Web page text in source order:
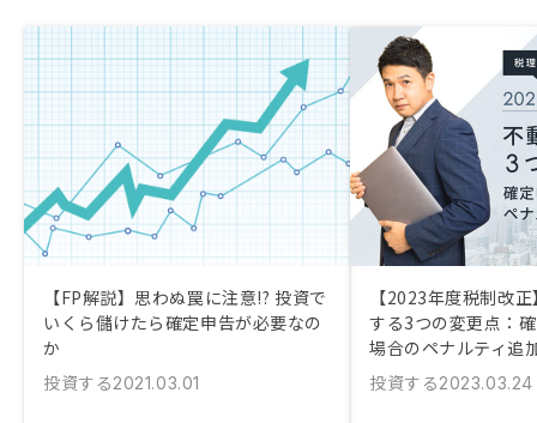
【FP解説】思わぬ罠に注意!? 投資で
いくら儲けたら確定申告が必要なの
か
投資する2021.03.01
【2023年度税制改
する3つの変更点：
場合のペナルティ追
投資する2023.03.24